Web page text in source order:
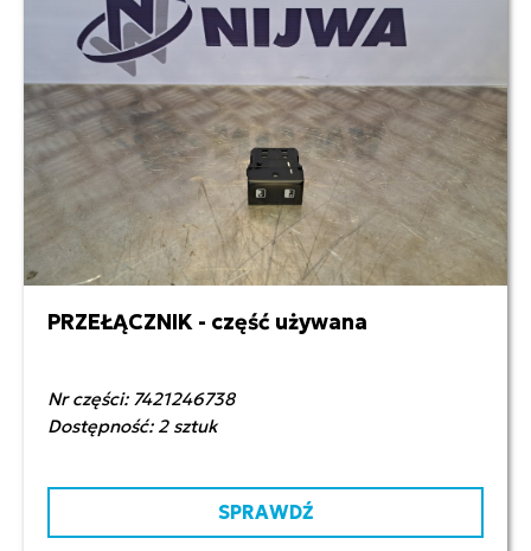
60,00 zł netto
PRZEŁĄCZNIK - część używana
Nr części: 7421246738
Dostępność: 2 sztuk
SPRAWDŹ